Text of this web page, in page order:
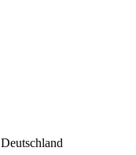
Deutschland